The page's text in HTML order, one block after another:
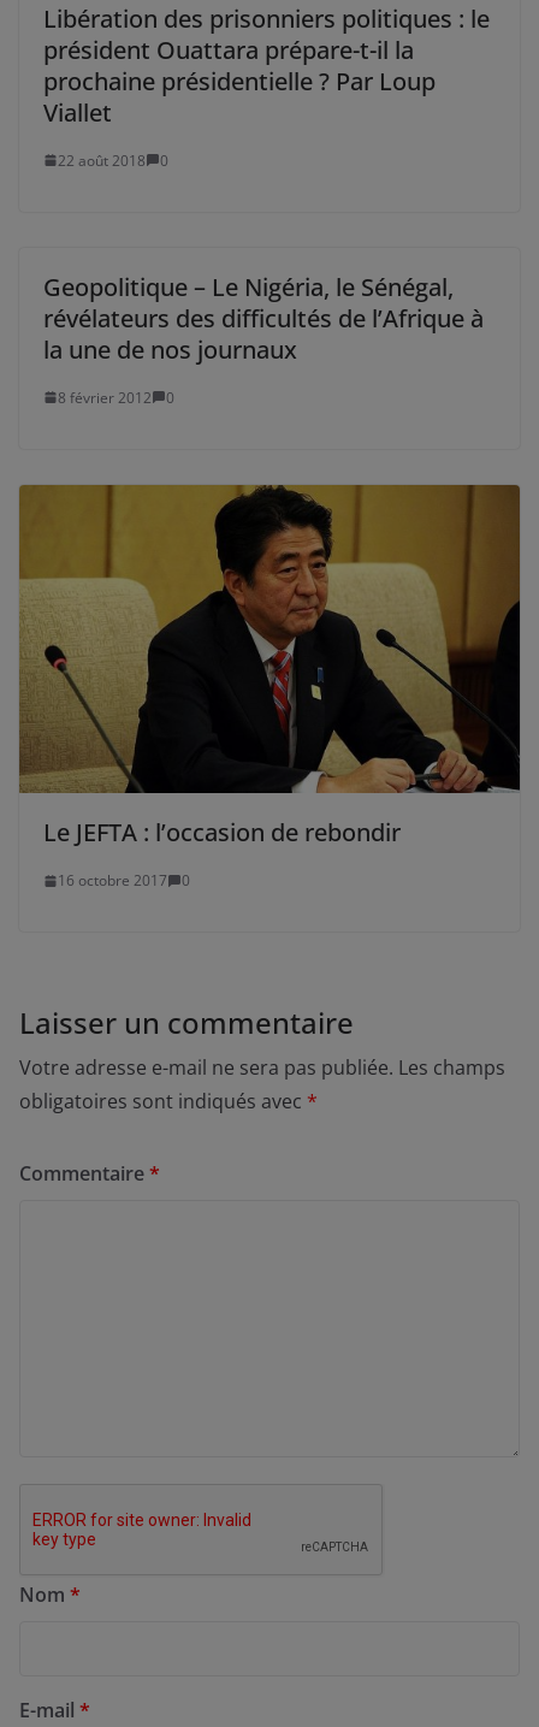
Libération des prisonniers politiques : le
président Ouattara prépare-t-il la
prochaine présidentielle ? Par Loup
Viallet
22 août 2018 0
Geopolitique – Le Nigéria, le Sénégal,
révélateurs des difficultés de l’Afrique à
la une de nos journaux
8 février 2012 0
Le JEFTA : l’occasion de rebondir
16 octobre 2017 0
Laisser un commentaire
Votre adresse e-mail ne sera pas publiée. Les champs
obligatoires sont indiqués avec *
Commentaire*
Nom *
E-mail *